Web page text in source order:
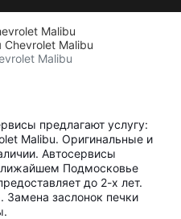
Malibu
Chevrolet Malibu
Malibu
предлагают услугу:
Malibu. Оригинальные и
Автосервисы
Подмосковье
до 2-х лет.
Замена заслонок печки